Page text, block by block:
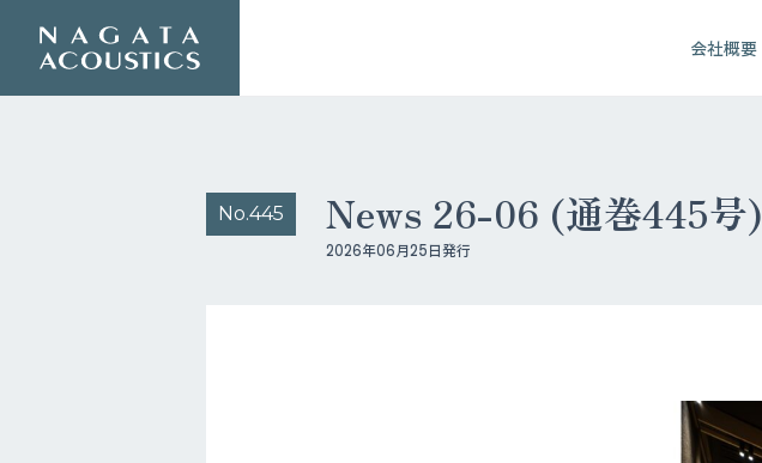
会社概要
No.445 News 26-06 (通巻445号)
2026年06月25日発行